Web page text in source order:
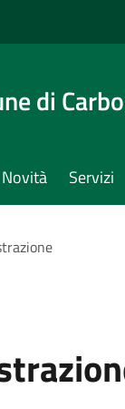
di
Novità Servizi